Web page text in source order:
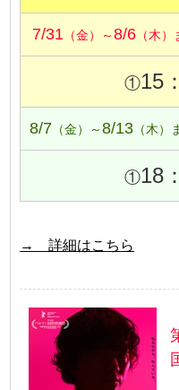
7/31 （金）～8/6 （木
①15
8/7 （金）～8/13 （木）
①18
→ 詳細はこちら